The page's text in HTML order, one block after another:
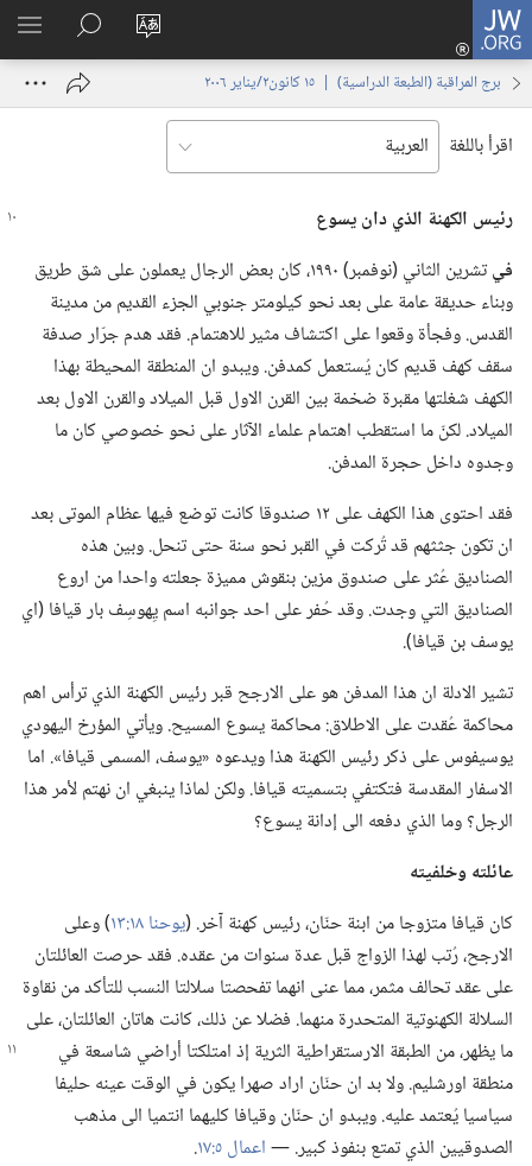
JW.ORG
تغيير
الموقع
تسجيل
الدخول
نافذة
البحث
في
JW.‎ORG
برج المراقبة (‏الطبعة الدراسية)‏ | ‏‎١٥‏ ‏‎كانون٢/يناير‏ ‎٢٠٠٦
اقرأ باللغة
رئيس الكهنة الذي دان يسوع
في
تشرين الثاني (‏نوفمبر)‏ ١٩٩٠،‏ كان بعض الرجال يعملون على شق طريق
وبناء حديقة عامة على بعد نحو كيلومتر جنوبي الجزء القديم من مدينة
القدس.‏ وفجأة وقعوا على اكتشاف مثير للاهتمام.‏ فقد هدم جرّار صدفة
سقف كهف قديم كان يُستعمل كمدفن.‏ ويبدو ان المنطقة المحيطة بهذا
الكهف شغلتها مقبرة ضخمة بين القرن الاول قبل الميلاد والقرن الاول بعد
الميلاد.‏ لكنّ ما استقطب اهتمام علماء الآثار على نحو خصوصي كان ما
وجدوه داخل حجرة المدفن.‏
فقد احتوى هذا الكهف على ١٢ صندوقا كانت توضع فيها عظام الموتى بعد
ان تكون جثثهم قد تُركت في القبر نحو سنة حتى تنحل.‏ وبين هذه
الصناديق عُثر على صندوق مزين بنقوش مميزة جعلته واحدا من اروع
الصناديق التي وجدت.‏ وقد حُفر على احد جوانبه اسم يِهوسِف بار قيافا (‏اي
يوسف بن قيافا)‏.‏
تشير الادلة ان هذا المدفن هو على الارجح قبر رئيس الكهنة الذي ترأس اهم
محاكمة عُقدت على الاطلاق:‏ محاكمة يسوع المسيح.‏ ويأتي المؤرخ اليهودي
يوسيفوس على ذكر رئيس الكهنة هذا ويدعوه «يوسف،‏ المسمى قيافا».‏ اما
الاسفار المقدسة فتكتفي بتسميته قيافا.‏ ولكن لماذا ينبغي ان نهتم لأمر هذا
الرجل؟‏ وما الذي دفعه الى إدانة يسوع؟‏
عائلته وخلفيته
كان قيافا متزوجا من ابنة حنّان،‏ رئيس كهنة آخر.‏ (‏يوحنا ١٨:‏١٣
‏)‏ وعلى
الارجح،‏ رُتب لهذا الزواج قبل عدة سنوات من عقده.‏ فقد حرصت العائلتان
على عقد تحالف مثمر،‏ مما عنى انهما تفحصتا سلالتا النسب للتأكد من نقاوة
السلالة الكهنوتية المتحدرة منهما.‏ فضلا عن ذلك،‏ كانت هاتان العائلتان،‏ على
ما يظهر،‏ من الطبقة الارستقراطية الثرية إذ امتلكتا أراضي شاسعة في
منطقة اورشليم.‏ ولا بد ان حنّان اراد صهرا يكون في الوقت عينه حليفا
سياسيا يُعتمد عليه.‏ ويبدو ان حنّان وقيافا كليهما انتميا الى مذهب
الصدوقيين الذي تمتع بنفوذ كبير.‏ —‏اعمال ٥:‏١٧
‏.‏